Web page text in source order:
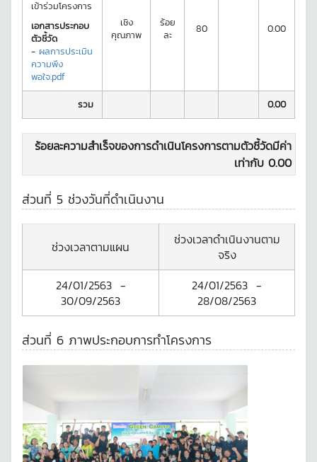
เข้าร่วมโครงการ
เอกสารประกอบ
ตัวชี้วัด
- ผลการประเมิน
ความพึง
พอใจ.pdf
เชิง
คุณภาพ
ร้อย
ละ
80 0.00
รวม 0.00
ร้อยละความสำเร็จของการดำเนินโครงการตามตัวชี้วัดมีค่า
เท่ากับ 0.00
ส่วนที่ 5 ช่วงวันที่ดำเนินงาน
ช่วงเวลาตามแผน
ช่วงเวลาดำเนินงานตาม
จริง
24/01/2563-
30/09/2563
24/01/2563 -
28/08/2563
ส่วนที่ 6 ภาพประกอบการทำโครงการ